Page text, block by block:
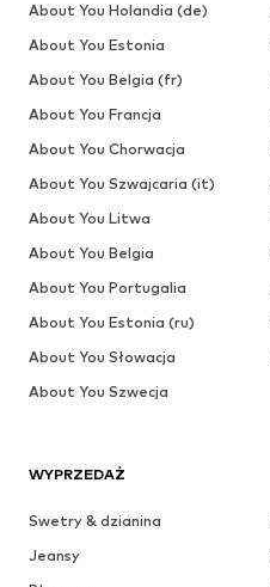
WYPRZEDAŻ
Swetry & dzianina
Jeansy
About You Holandia (de)
About You Estonia
About You Belgia (fr)
About You Francja
About You Chorwacja
About You Szwajcaria (it)
About You Litwa
About You Belgia
About You Portugalia
About You Estonia (ru)
About You Słowacja
About You Szwecja